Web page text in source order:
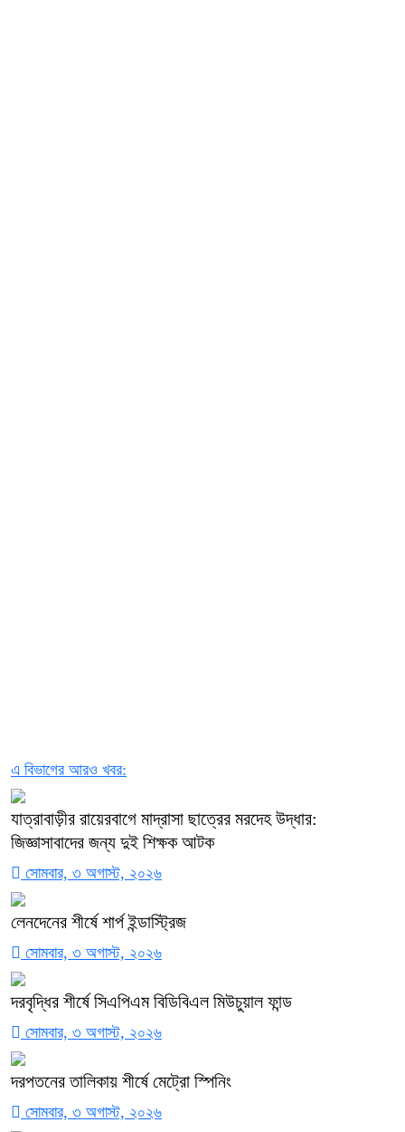
এ বিভাগের আরও খবর:
যাত্রাবাড়ীর রায়েরবাগে মাদ্রাসা ছাত্রের মরদেহ উদ্ধার:
জিজ্ঞাসাবাদের জন্য দুই শিক্ষক আটক
সোমবার, ৩ অগাস্ট, ২০২৬
লেনদেনের শীর্ষে শার্প ইন্ডাস্ট্রিজ
সোমবার, ৩ অগাস্ট, ২০২৬
দরবৃদ্ধির শীর্ষে সিএপিএম বিডিবিএল মিউচুয়াল ফান্ড
সোমবার, ৩ অগাস্ট, ২০২৬
দরপতনের তালিকায় শীর্ষে মেট্রো স্পিনিং
সোমবার, ৩ অগাস্ট, ২০২৬